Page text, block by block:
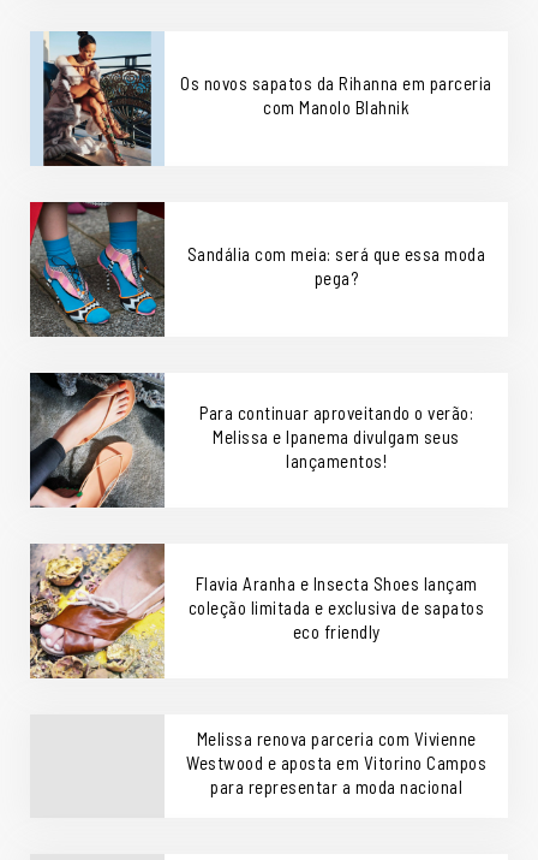
Os novos sapatos da Rihanna em parceria
com Manolo Blahnik
Sandália com meia: será que essa moda
pega?
Para continuar aproveitando o verão:
Melissa e Ipanema divulgam seus
lançamentos!
Flavia Aranha e Insecta Shoes lançam
coleção limitada e exclusiva de sapatos
eco friendly
Melissa renova parceria com Vivienne
Westwood e aposta em Vitorino Campos
para representar a moda nacional